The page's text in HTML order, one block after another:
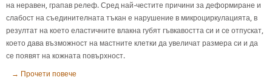
на неравен, грапав релеф. Сред най-честите причини за деформиране и
слабост на съединителната тъкан е нарушение в микроциркулацията, в
резултат на което еластичните влакна губят гъвкавостта си и се отпускат,
което дава възможност на мастните клетки да увеличат размера си и да
се появят на кожната повърхност.
→ Прочети повече